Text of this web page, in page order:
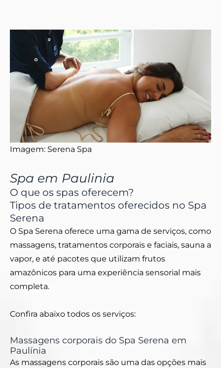
Imagem: Serena Spa
Spa em Paulinia
O que os spas oferecem?
Tipos de tratamentos oferecidos no Spa
Serena
O Spa Serena oferece uma gama de serviços, como
massagens, tratamentos corporais e faciais, sauna a
vapor, e até pacotes que utilizam frutos
amazônicos para uma experiência sensorial mais
completa.
Confira abaixo todos os serviços:
Massagens corporais do Spa Serena em
Paulínia
As massagens corporais são uma das opções mais